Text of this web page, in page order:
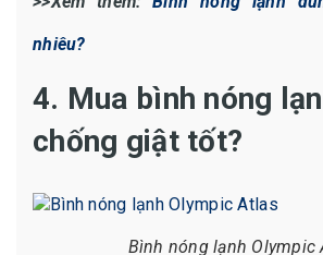
nhiêu?
4. Mua bình nóng
chống giật tốt?
Bình nóng lạnh Olympic